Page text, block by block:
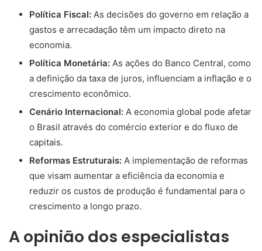
Política Fiscal: As decisões do governo em relação a
gastos e arrecadação têm um impacto direto na
economia.
Política Monetária: As ações do Banco Central, como
a definição da taxa de juros, influenciam a inflação e o
crescimento econômico.
Cenário Internacional: A economia global pode afetar
o Brasil através do comércio exterior e do fluxo de
capitais.
Reformas Estruturais: A implementação de reformas
que visam aumentar a eficiência da economia e
reduzir os custos de produção é fundamental para o
crescimento a longo prazo.
A opinião dos especialistas